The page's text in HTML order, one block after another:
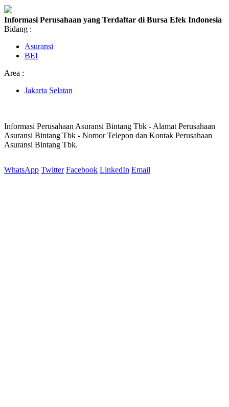
Informasi Perusahaan yang Terdaftar di Bursa Efek Indonesia
Bidang :
Asuransi
BEI
Area :
Jakarta Selatan
Informasi Perusahaan Asuransi Bintang Tbk - Alamat Perusahaan
Asuransi Bintang Tbk - Nomor Telepon dan Kontak Perusahaan
Asuransi Bintang Tbk.
WhatsApp Twitter Facebook LinkedIn Email